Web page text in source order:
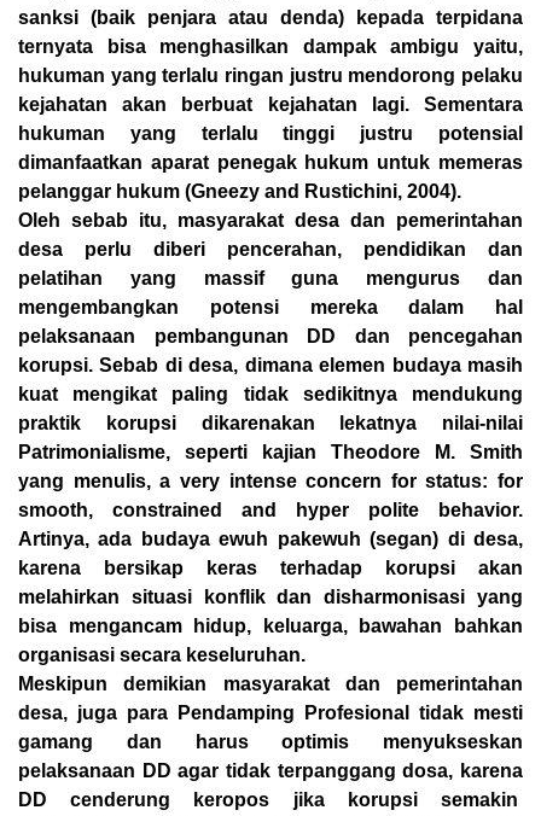
sanksi (baik penjara atau denda) kepada terpidana
ternyata bisa menghasilkan dampak ambigu yaitu,
hukuman yang terlalu ringan justru mendorong pelaku
kejahatan akan berbuat kejahatan lagi. Sementara
hukuman yang terlalu tinggi justru potensial
dimanfaatkan aparat penegak hukum untuk memeras
pelanggar hukum (Gneezy and Rustichini, 2004).
Oleh sebab itu, masyarakat desa dan pemerintahan
desa perlu diberi pencerahan, pendidikan dan
pelatihan yang massif guna mengurus dan
mengembangkan potensi mereka dalam hal
pelaksanaan pembangunan DD dan pencegahan
korupsi. Sebab di desa, dimana elemen budaya masih
kuat mengikat paling tidak sedikitnya mendukung
praktik korupsi dikarenakan lekatnya nilai-nilai
Patrimonialisme, seperti kajian Theodore M. Smith
yang menulis, a very intense concern for status: for
smooth, constrained and hyper polite behavior.
Artinya, ada budaya ewuh pakewuh (segan) di desa,
karena bersikap keras terhadap korupsi akan
melahirkan situasi konflik dan disharmonisasi yang
bisa mengancam hidup, keluarga, bawahan bahkan
organisasi secara keseluruhan.
Meskipun demikian masyarakat dan pemerintahan
desa, juga para Pendamping Profesional tidak mesti
gamang dan harus optimis menyukseskan
pelaksanaan DD agar tidak terpanggang dosa, karena
DD cenderung keropos jika korupsi semakin